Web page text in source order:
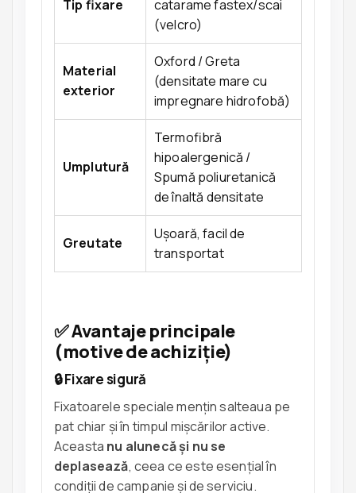
Tip fixare
catarame fastex/scai
(velcro)
Material
exterior
Oxford / Greta
(densitate mare cu
impregnare hidrofobă)
Umplutură
Termofibră
hipoalergenică /
Spumă poliuretanică
de înaltă densitate
Greutate
Ușoară, facil de
transportat
✅ Avantaje principale
(motive de achiziție)
🔒 Fixare sigură
Fixatoarele speciale mențin salteaua pe
pat chiar și în timpul mișcărilor active.
Aceasta nu alunecă și nu se
deplasează, ceea ce este esențial în
condiții de campanie și de serviciu.